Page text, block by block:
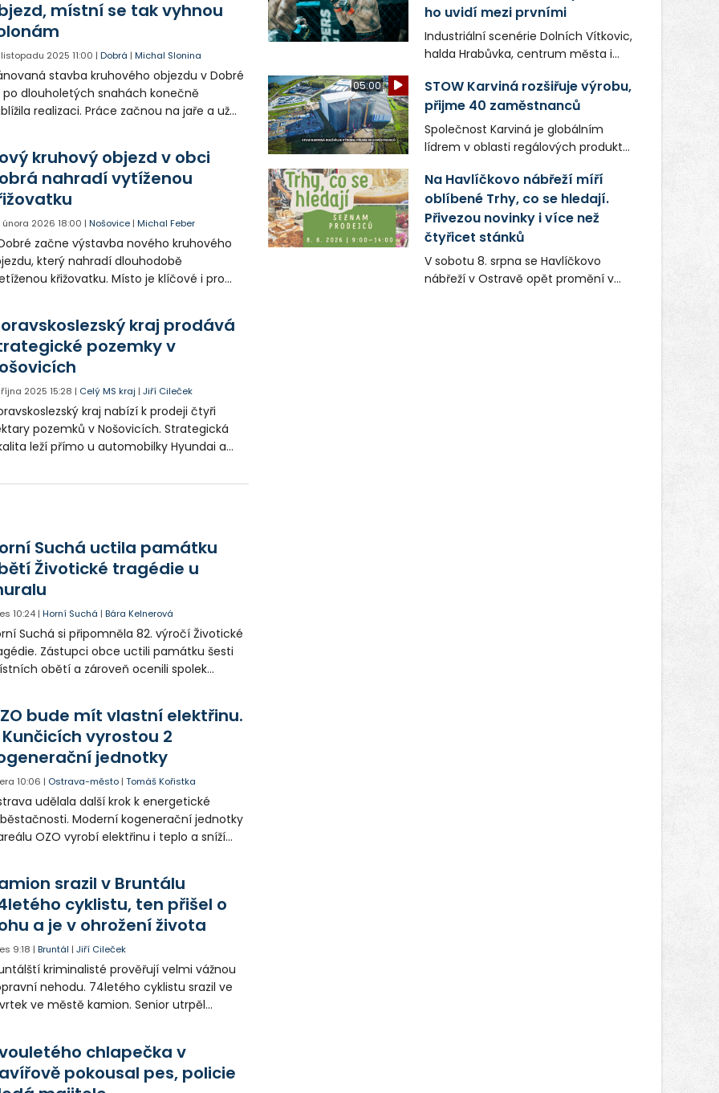
místní se tak vyhnou
listopadu 2025 11:00 |Dobrá |Michal Slonina
stavba kruhového objezdu v Dobré
po dlouholetých snahách konečně
realizaci. Práce začnou na jaře a už
kruhový objezd v obci
nahradí vytíženou
února 2026 18:00 |Nošovice |Michal Feber
začne výstavba nového kruhového
který nahradí dlouhodobě
křižovatku. Místo je klíčové i pro
až tisíce aut. Stavba potrvá zhruba
měsíců a řidiči musí počítat s
kraj prodává
pozemky v
října 2025 15:28 | Celý MS kraj |Jiří Cileček
kraj nabízí k prodeji čtyři
pozemků v Nošovicích. Strategická
leží přímo u automobilky Hyundai a
kteří zde vytvoří nová pracovní
Suchá uctila památku
Životické tragédie u
10:24 |Horní Suchá |Bára Kelnerová
Suchá si připomněla 82. výročí Životické
Zástupci obce uctili památku šesti
obětí a zároveň ocenili spolek
bude mít vlastní elektřinu.
Kunčicích vyrostou 2
jednotky
10:06 | Ostrava-město |Tomáš Kořistka
udělala další krok k energetické
Moderní kogenerační jednotky
OZO vyrobí elektřinu i teplo a sníží
srazil v Bruntálu
cyklistu, ten přišel o
a je v ohrožení života
9:18 |Bruntál |Jiří Cileček
kriminalisté prověřují velmi vážnou
nehodu. 74letého cyklistu srazil ve
ve městě kamion. Senior utrpěl
případné svědky.chlapečka v
pokousal pes, policie
ho uvidí mezi prvními
Industriální scenérie Dolních Vítkovic,
halda Hrabůvka, centrum města i
v novém filmu Bojovník, který vstoupí
do kin už 13. srpna. Režiséři Vojtěch
Frič a Tomáš Dianiška si
moravskoslezskou metropoli
nevybrali náhodou – její syrová
atmosféra se stala přirozenou
součástí příběhu bývalého
boxerského šampiona Hoffa (Milan
Ondrík), jenž se po letech vrací do
světa vrcholových zápasů, tentokrát
v MMA.
05:00
STOW Karviná rozšiřuje výrobu,
přijme 40 zaměstnanců
Společnost Karviná je globálním
lídrem v oblasti regálových produktů
zaměstnavatelem na Karvinsku a
firmou s obrovským potenciálem.
Na Havlíčkovo nábřeží míří
oblíbené Trhy, co se hledají.
Přivezou novinky i více než
čtyřicet stánků
V sobotu 8. srpna se Havlíčkovo
nábřeží v Ostravě opět promění v